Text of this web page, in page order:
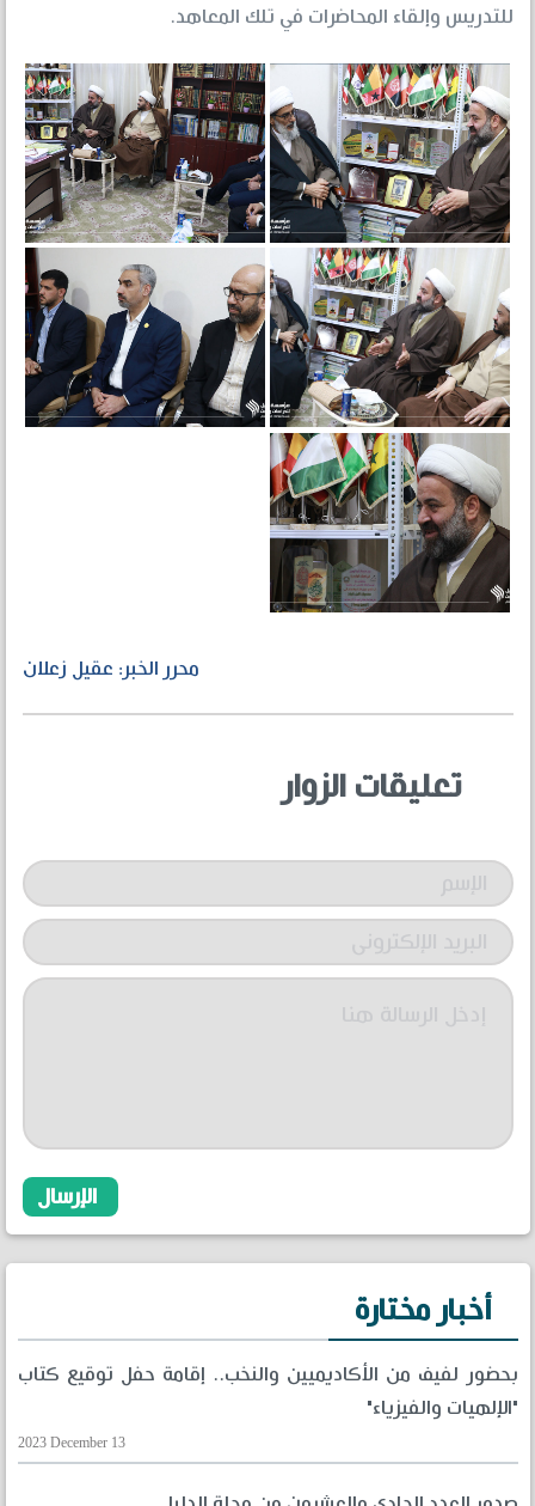
للتدريس وإلقاء المحاضرات في تلك المعاهد.
محرر الخبر: عقيل زعلان
تعليقات الزوار
أخبار مختارة
بحضور لفيف من الأكاديميين والنخب.. إقامة حفل توقيع كتاب
"الإلهيات والفيزياء"
2023 December 13